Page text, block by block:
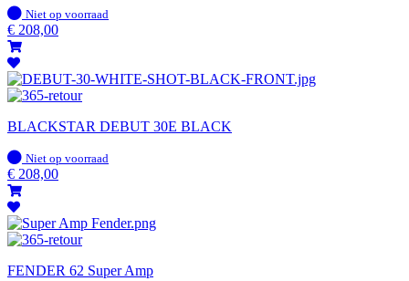
Op
voorraad
Niet op voorraad
€ 208,00
BLACKSTAR DEBUT 30E BLACK
Op
voorraad
Niet op voorraad
€ 208,00
FENDER 62 Super Amp